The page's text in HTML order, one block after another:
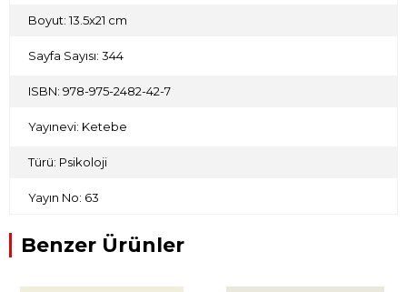
ilişkin neden bu kadar az şey bildiğimizi açıklıyor.
Boyut: 13.5x21 cm
Sayfa Sayısı: 344
ISBN: 978-975-2482-42-7
Yayınevi: Ketebe
Türü: Psikoloji
Yayın No: 63
Benzer Ürünler